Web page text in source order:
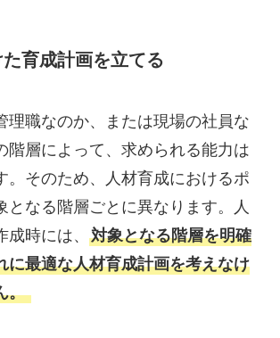
育成計画を立てる
理職なのか、または現場の社員な
階層によって、求められる能力は
。そのため、人材育成におけるポ
となる階層ごとに異なります。人
時には、 対象となる階層を明確
に最適な人材育成計画を考えなけ
。